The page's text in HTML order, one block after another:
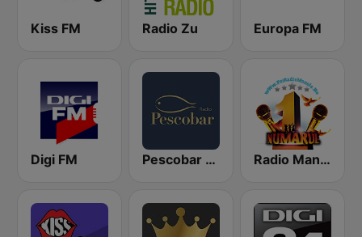
Kiss FM Radio Zu Europa FM
Digi FM Pescobar Radio Radio Manele